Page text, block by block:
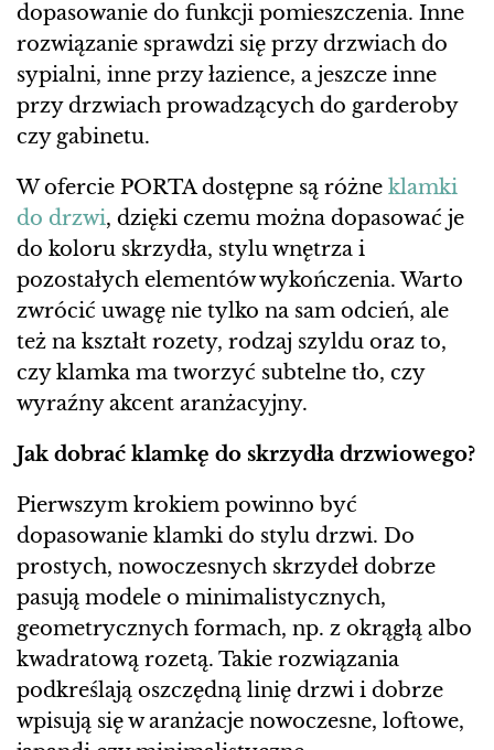
dopasowanie do funkcji pomieszczenia. Inne
rozwiązanie sprawdzi się przy drzwiach do
sypialni, inne przy łazience, a jeszcze inne
przy drzwiach prowadzących do garderoby
czy gabinetu.
W ofercie PORTA dostępne są różne klamki
do drzwi, dzięki czemu można dopasować je
do koloru skrzydła, stylu wnętrza i
pozostałych elementów wykończenia. Warto
zwrócić uwagę nie tylko na sam odcień, ale
też na kształt rozety, rodzaj szyldu oraz to,
czy klamka ma tworzyć subtelne tło, czy
wyraźny akcent aranżacyjny.
Jak dobrać klamkę do skrzydła drzwiowego?
Pierwszym krokiem powinno być
dopasowanie klamki do stylu drzwi. Do
prostych, nowoczesnych skrzydeł dobrze
pasują modele o minimalistycznych,
geometrycznych formach, np. z okrągłą albo
kwadratową rozetą. Takie rozwiązania
podkreślają oszczędną linię drzwi i dobrze
wpisują się w aranżacje nowoczesne, loftowe,